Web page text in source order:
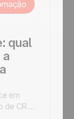
qual
em
de CRM